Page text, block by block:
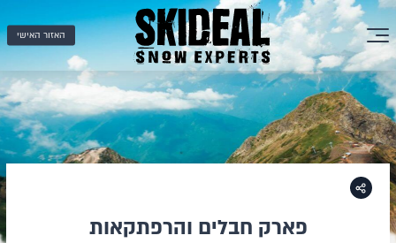
האזור האישי
פארק חבלים והרפתקאות